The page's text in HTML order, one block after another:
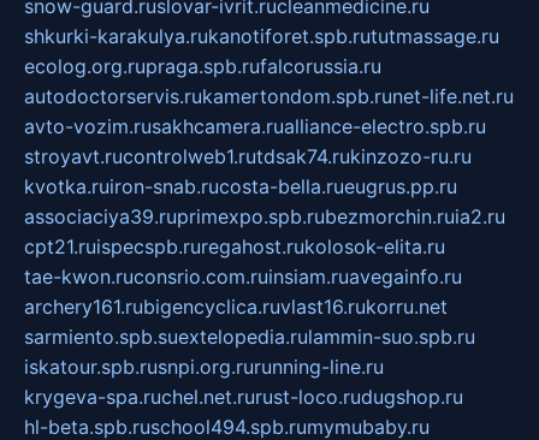
snow-guard.ruslovar-ivrit.rucleanmedicine.ru
shkurki-karakulya.rukanotiforet.spb.rututmassage.ru
ecolog.org.rupraga.spb.rufalcorussia.ru
autodoctorservis.rukamertondom.spb.runet-life.net.ru
avto-vozim.rusakhcamera.rualliance-electro.spb.ru
stroyavt.rucontrolweb1.rutdsak74.rukinzozo-ru.ru
kvotka.ruiron-snab.rucosta-bella.rueugrus.pp.ru
associaciya39.ruprimexpo.spb.rubezmorchin.ruia2.ru
cpt21.ruispecspb.ruregahost.rukolosok-elita.ru
tae-kwon.ruconsrio.com.ruinsiam.ruavegainfo.ru
archery161.rubigencyclica.ruvlast16.rukorru.net
sarmiento.spb.suextelopedia.rulammin-suo.spb.ru
iskatour.spb.rusnpi.org.rurunning-line.ru
krygeva-spa.ruchel.net.rurust-loco.rudugshop.ru
hl-beta.spb.ruschool494.spb.rumymubaby.ru